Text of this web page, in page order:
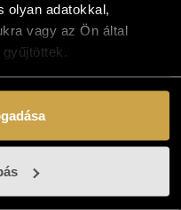
olyan adatokkal,
vagy az Ön által